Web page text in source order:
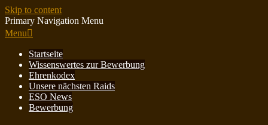
Skip to content
Primary Navigation Menu
Menu
Startseite
Wissenswertes zur Bewerbung
Ehrenkodex
Unsere nächsten Raids
ESO News
Bewerbung